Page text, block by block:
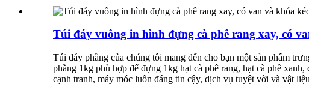
Túi đáy vuông in hình đựng cà phê rang xay, có
Túi đáy phẳng của chúng tôi mang đến cho bạn một sản phẩm
phẳng 1kg phù hợp để đựng 1kg hạt cà phê rang, hạt cà phê
cạnh tranh, máy móc luôn đáng tin cậy, dịch vụ tuyệt vời và vật